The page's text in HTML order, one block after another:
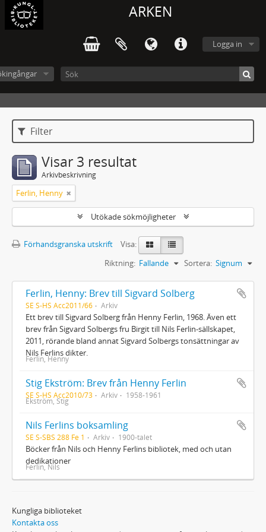
ARKEN
Logga in
Filter
Visar 3 resultat
Arkivbeskrivning
Ferlin, Henny
Utökade sökmöjligheter
Förhandsgranska utskrift
Visa:
Sortera: Signum
Riktning: Fallande
Ferlin, Henny: Brev till Sigvard Solberg
SE S-HS Acc2011/66 Arkiv
Ett brev till Sigvard Solberg från Henny Ferlin, 1968. Även ett
brev från Sigvard Solbergs fru Birgit till Nils Ferlin-sällskapet,
2011, rörande bland annat Sigvard Solbergs tonsättningar av
Nils Ferlins dikter.
Ferlin, Henny
Stig Ekström: Brev från Henny Ferlin
SE S-HS Acc2010/73 Arkiv 1958-1961
Ekström, Stig
Nils Ferlins boksamling
SE S-SBS 288 Fe 1 Arkiv 1900-talet
Böcker från Nils och Henny Ferlins bibliotek, med och utan
dedikationer
Ferlin, Nils
Kungliga biblioteket
Kontakta oss